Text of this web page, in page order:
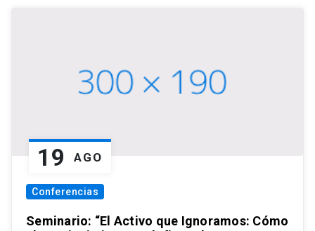
19 AGO
Conferencias
Seminario: “El Activo que Ignoramos: Cómo